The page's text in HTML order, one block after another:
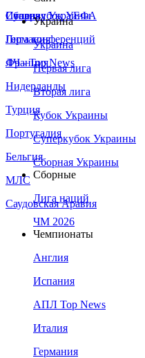
Сборная Украины
Италия
Германия
Франция
Нидерланды
Турция
Португалия
Бельгия
МЛС
Саудовская Аравия
Суперкубок УЕФА
Лига конференций
ЛЧ - Top News
Украина
Украина
Первая лига
Вторая лига
Кубок Украины
Суперкубок Украины
Сборная Украины
Сборные
Лига наций
ЧМ 2026
Чемпионаты
Англия
Испания
АПЛ Top News
Италия
Германия